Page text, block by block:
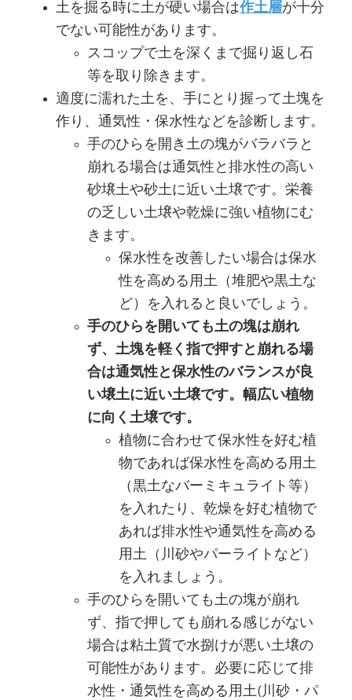
土を掘る時に土が硬い場合は作土層が十分
でない可能性があります。
スコップで土を深くまで掘り返し石
等を取り除きます。
適度に濡れた土を、手にとり握って土塊を
作り、通気性・保水性などを診断します。
手のひらを開き土の塊がバラバラと
崩れる場合は通気性と排水性の高い
砂壌土や砂土に近い土壌です。栄養
の乏しい土壌や乾燥に強い植物にむ
きます。
保水性を改善したい場合は保水
性を高める用土（堆肥や黒土な
ど）を入れると良いでしょう。
手のひらを開いても土の塊は崩れ
ず、土塊を軽く指で押すと崩れる場
合は通気性と保水性のバランスが良
い壌土に近い土壌です。幅広い植物
に向く土壌です。
植物に合わせて保水性を好む植
物であれば保水性を高める用土
（黒土なバーミキュライト等）
を入れたり、乾燥を好む植物で
あれば排水性や通気性を高める
用土（川砂やパーライトなど）
を入れましょう。
手のひらを開いても土の塊が崩れ
ず、指で押しても崩れる感じがない
場合は粘土質で水捌けが悪い土壌の
可能性があります。必要に応じて排
水性・通気性を高める用土(川砂・パ